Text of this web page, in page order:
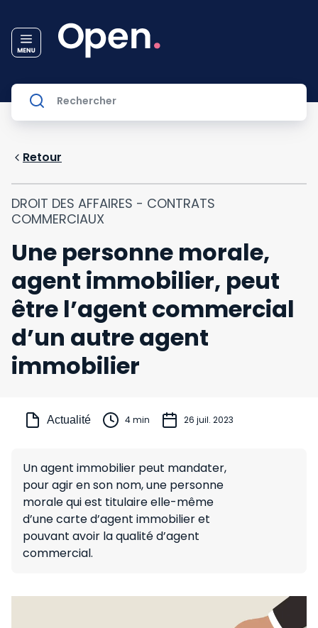
Retour
DROIT DES AFFAIRES - CONTRATS
COMMERCIAUX
Une personne morale,
agent immobilier, peut
être l’agent commercial
d’un autre agent
immobilier
Actualité 4 min 26 juil. 2023
Un agent immobilier peut mandater,
pour agir en son nom, une personne
morale qui est titulaire elle-même
d’une carte d’agent immobilier et
pouvant avoir la qualité d’agent
commercial.